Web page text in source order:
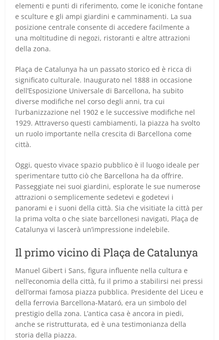
elementi e punti di riferimento, come le iconiche fontane
e sculture e gli ampi giardini e camminamenti. La sua
posizione centrale consente di accedere facilmente a
una moltitudine di negozi, ristoranti e altre attrazioni
della zona.
Plaça de Catalunya ha un passato storico ed è ricca di
significato culturale. Inaugurato nel 1888 in occasione
dell’Esposizione Universale di Barcellona, ha subito
diverse modifiche nel corso degli anni, tra cui
l’urbanizzazione nel 1902 e le successive modifiche nel
1929. Attraverso questi cambiamenti, la piazza ha svolto
un ruolo importante nella crescita di Barcellona come
città.
Oggi, questo vivace spazio pubblico è il luogo ideale per
sperimentare tutto ciò che Barcellona ha da offrire.
Passeggiate nei suoi giardini, esplorate le sue numerose
attrazioni o semplicemente sedetevi e godetevi i
panorami e i suoni della città. Sia che visitiate la città per
la prima volta o che siate barcellonesi navigati, Plaça de
Catalunya vi lascerà un’impressione indelebile.
Il primo vicino di Plaça de Catalunya
Manuel Gibert i Sans, figura influente nella cultura e
nell’economia della città, fu il primo a stabilirsi nei pressi
dell’ormai famosa piazza pubblica. Presidente del Liceu e
della ferrovia Barcellona-Mataró, era un simbolo del
prestigio della zona. L’antica casa è ancora in piedi,
anche se ristrutturata, ed è una testimonianza della
storia della piazza.